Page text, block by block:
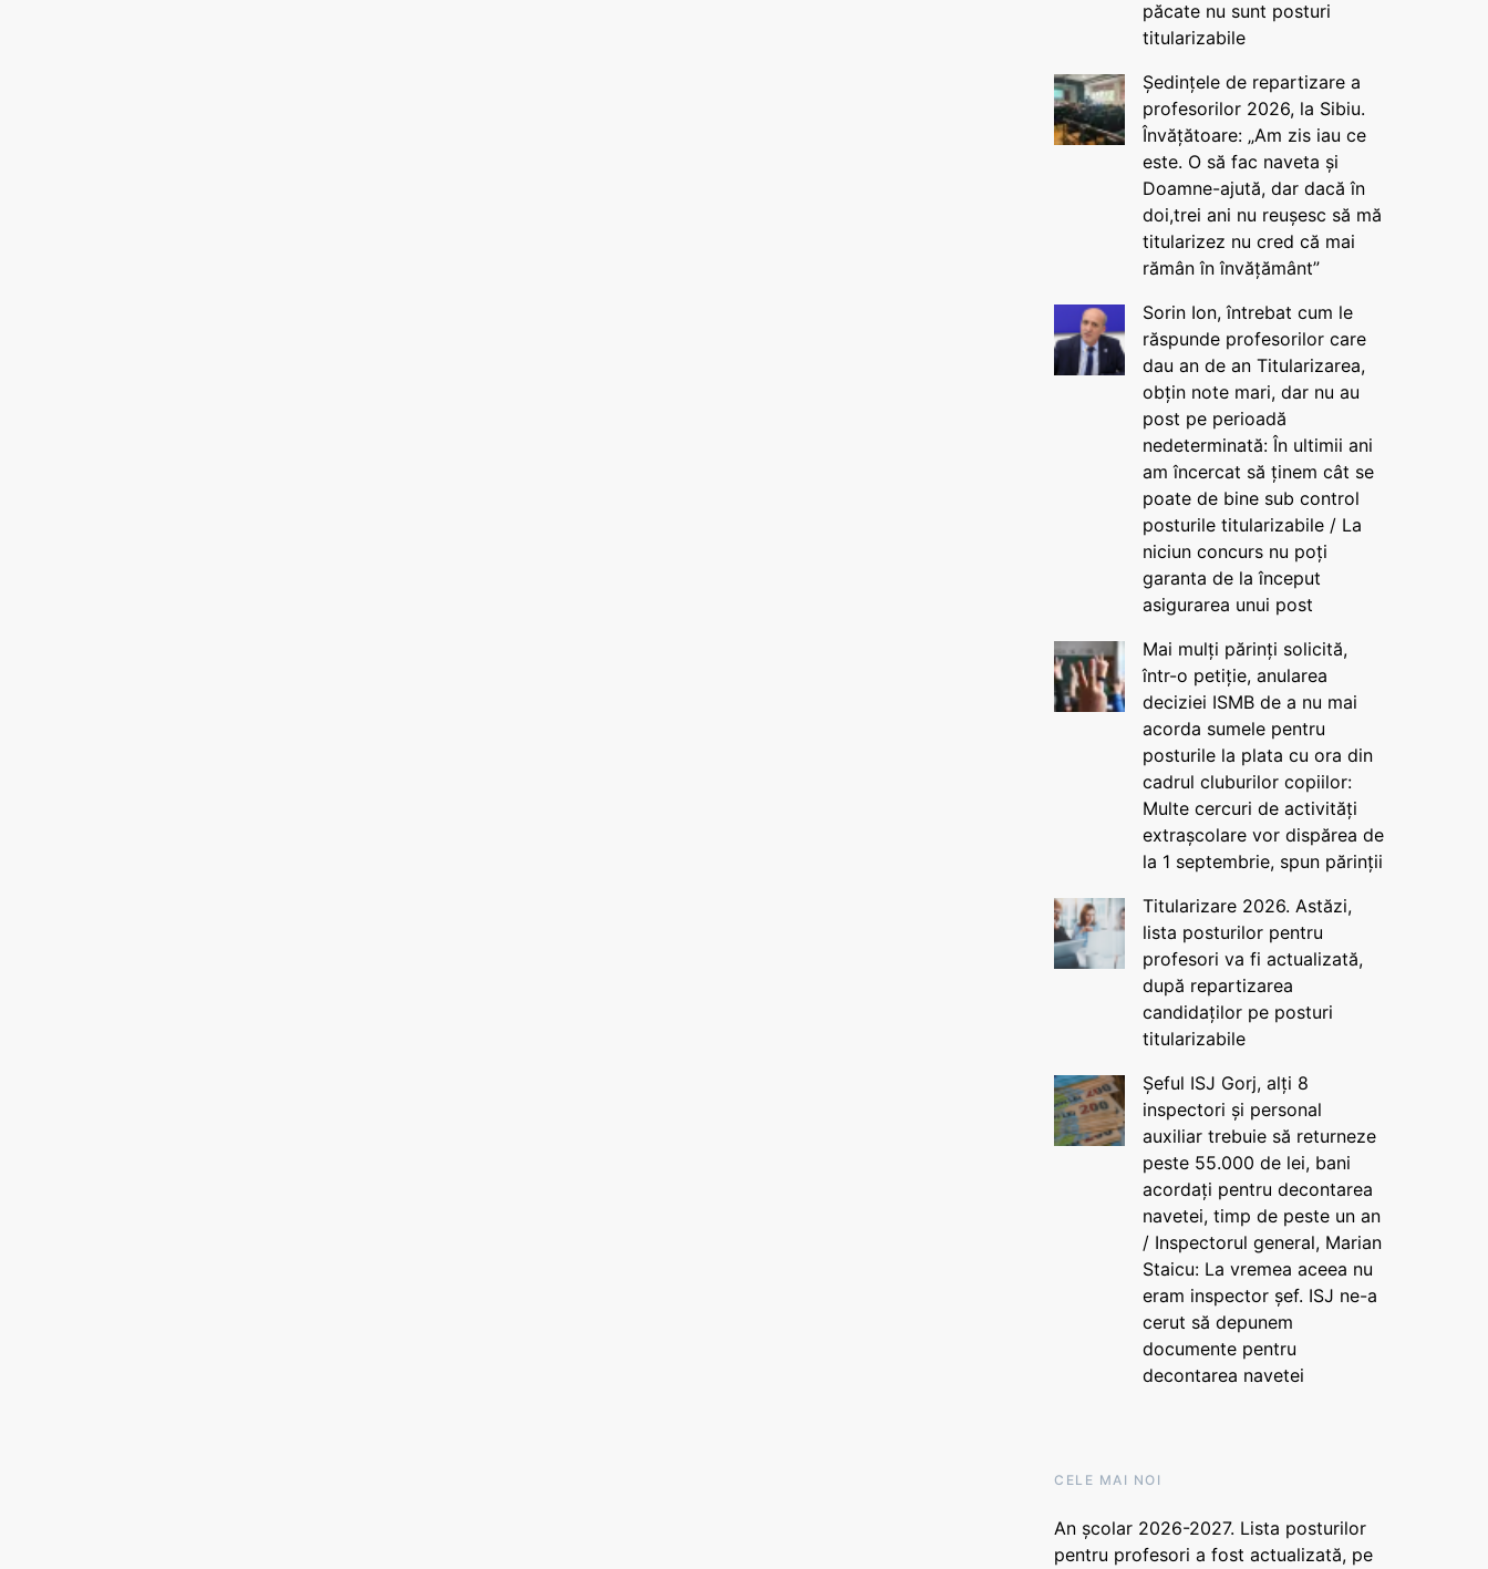
păcate nu sunt posturi
titularizabile
Ședințele de repartizare a
profesorilor 2026, la Sibiu.
Învățătoare: „Am zis iau ce
este. O să fac naveta și
Doamne-ajută, dar dacă în
doi,trei ani nu reușesc să mă
titularizez nu cred că mai
rămân în învățământ”
Sorin Ion, întrebat cum le
răspunde profesorilor care
dau an de an Titularizarea,
obțin note mari, dar nu au
post pe perioadă
nedeterminată: În ultimii ani
am încercat să ținem cât se
poate de bine sub control
posturile titularizabile / La
niciun concurs nu poți
garanta de la început
asigurarea unui post
Mai mulți părinți solicită,
într-o petiție, anularea
deciziei ISMB de a nu mai
acorda sumele pentru
posturile la plata cu ora din
cadrul cluburilor copiilor:
Multe cercuri de activități
extrașcolare vor dispărea de
la 1 septembrie, spun părinții
Titularizare 2026. Astăzi,
lista posturilor pentru
profesori va fi actualizată,
după repartizarea
candidaților pe posturi
titularizabile
Șeful ISJ Gorj, alți 8
inspectori și personal
auxiliar trebuie să returneze
peste 55.000 de lei, bani
acordați pentru decontarea
navetei, timp de peste un an
/ Inspectorul general, Marian
Staicu: La vremea aceea nu
eram inspector șef. ISJ ne-a
cerut să depunem
documente pentru
decontarea navetei
CELE MAI NOI
An școlar 2026-2027. Lista posturilor
pentru profesori a fost actualizată, pe